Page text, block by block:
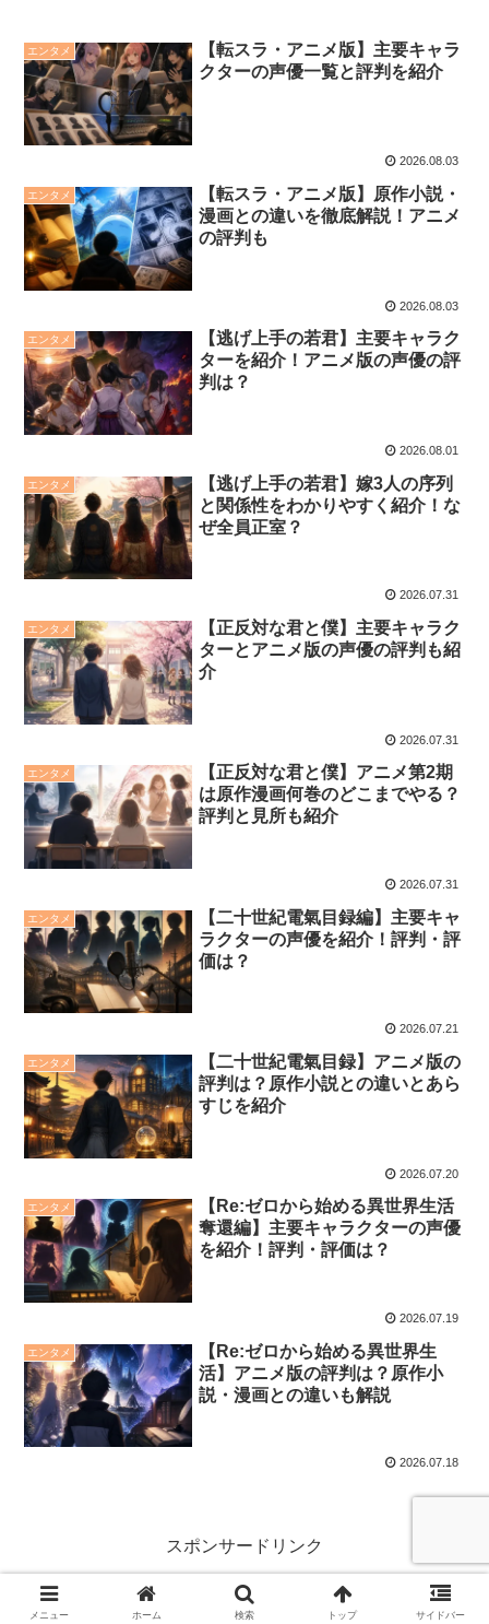
エンタメ
【転スラ・アニメ版】主要キャラ
クターの声優一覧と評判を紹介
2026.08.03
エンタメ
【転スラ・アニメ版】原作小説・
漫画との違いを徹底解説！アニメ
の評判も
2026.08.03
エンタメ
【逃げ上手の若君】主要キャラク
ターを紹介！アニメ版の声優の評
判は？
2026.08.01
エンタメ
【逃げ上手の若君】嫁3人の序列
と関係性をわかりやすく紹介！な
ぜ全員正室？
2026.07.31
エンタメ
【正反対な君と僕】主要キャラク
ターとアニメ版の声優の評判も紹
介
2026.07.31
エンタメ
【正反対な君と僕】アニメ第2期
は原作漫画何巻のどこまでやる？
評判と見所も紹介
2026.07.31
エンタメ
【二十世紀電氣目録編】主要キャ
ラクターの声優を紹介！評判・評
価は？
2026.07.21
エンタメ
【二十世紀電氣目録】アニメ版の
評判は？原作小説との違いとあら
すじを紹介
2026.07.20
エンタメ
【Re:ゼロから始める異世界生活
奪還編】主要キャラクターの声優
を紹介！評判・評価は？
2026.07.19
エンタメ
【Re:ゼロから始める異世界生
活】アニメ版の評判は？原作小
説・漫画との違いも解説
2026.07.18
スポンサードリンク
メニュー ホーム 検索 トップ サイドバー